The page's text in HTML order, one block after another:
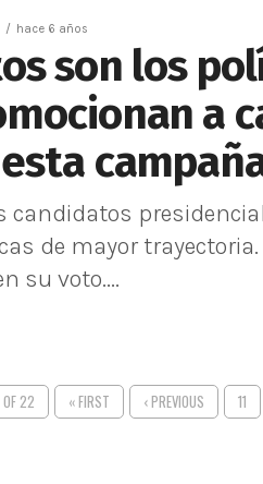
hace 6 años
son los
a
candidatos
de mayor
su voto....
OF 22 « FIRST ‹ PREVIOUS 11